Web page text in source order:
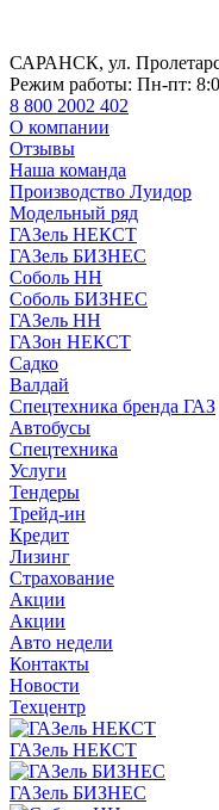
САРАНСК, ул.
Режим работы: Пн-пт:
8 800 2002 402
О компании
Отзывы
Наша команда
Производство Луидор
Модельный ряд
ГАЗель НЕКСТ
ГАЗель БИЗНЕС
Соболь НН
Соболь БИЗНЕС
ГАЗель НН
ГАЗон НЕКСТ
Садко
Валдай
Спецтехника бренда ГАЗ
Автобусы
Спецтехника
Услуги
Тендеры
Трейд-ин
Кредит
Лизинг
Страхование
Акции
Акции
Авто недели
Контакты
Новости
Техцентр
ГАЗель НЕКСТ
ГАЗель БИЗНЕС